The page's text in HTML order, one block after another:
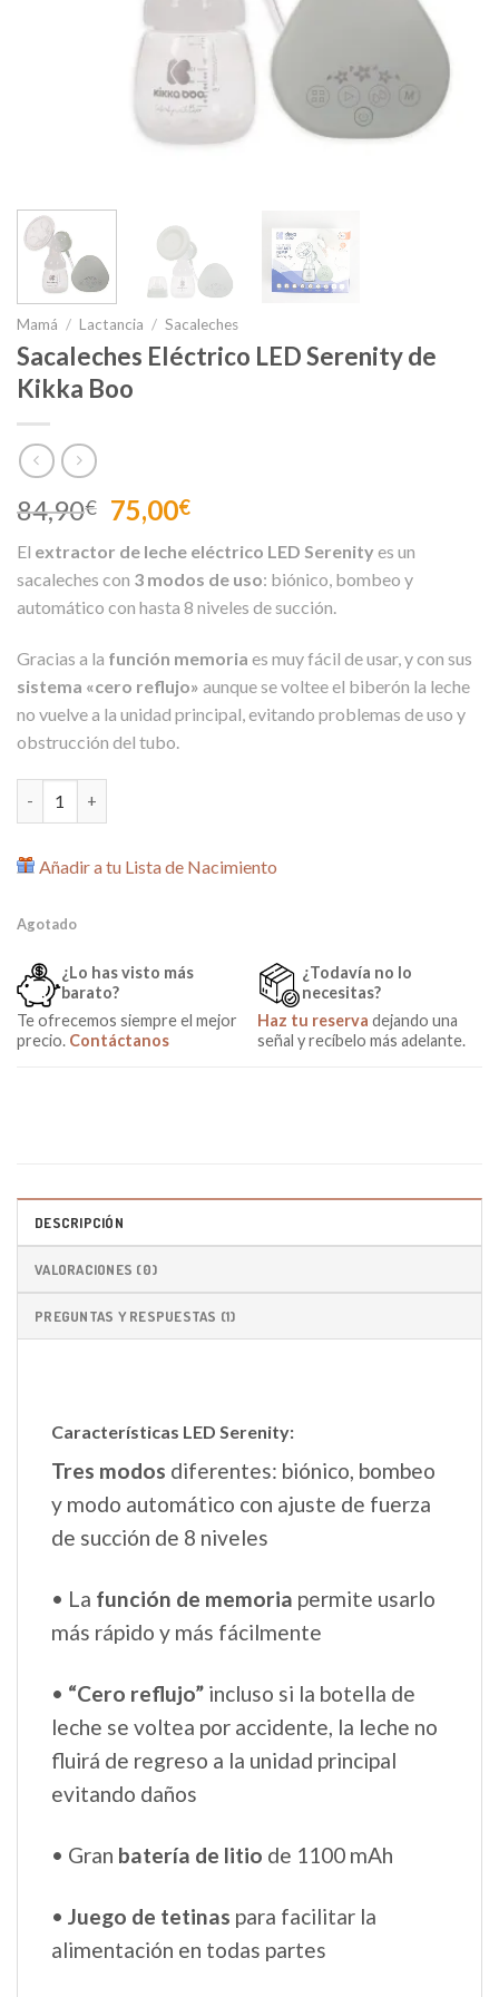
Mamá / Lactancia / Sacaleches
Sacaleches Eléctrico LED Serenity de
Kikka Boo
84,90€ El
precio
original
era:
84,90€.
75,00€El
actual
es:
75,00€.
El extractor de leche eléctrico LED Serenity es un
sacaleches con 3 modos de uso: biónico, bombeo y
automático con hasta 8 niveles de succión.
Gracias a la función memoria es muy fácil de usar, y con sus
sistema «cero reflujo» aunque se voltee el biberón la leche
no vuelve a la unidad principal, evitando problemas de uso y
obstrucción del tubo.
Añadir a tu Lista de Nacimiento
Agotado
¿Lo has visto más
barato?
Te ofrecemos siempre el mejor
precio. Contáctanos
¿Todavía no lo
necesitas?
Haz tu reserva dejando una
señal y recíbelo más adelante.
DESCRIPCIÓN
VALORACIONES (0)
PREGUNTAS Y RESPUESTAS (1)
Características LED Serenity:
Tres modos diferentes: biónico, bombeo
y modo automático con ajuste de fuerza
de succión de 8 niveles
• La función de memoria permite usarlo
más rápido y más fácilmente
• “Cero reflujo” incluso si la botella de
leche se voltea por accidente, la leche no
fluirá de regreso a la unidad principal
evitando daños
• Gran batería de litio de 1100 mAh
• Juego de tetinas para facilitar la
alimentación en todas partes